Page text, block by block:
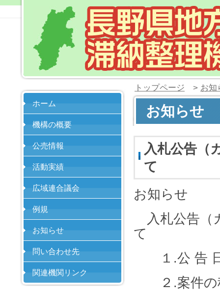
トップページ > お知
お知らせ
入札公告（
て
お知らせ
入札公告（
て
１ .公 告
２ .案件
ホーム
機構の概要
公売情報
活動実績
広域連合議会
例規
お知らせ
問い合わせ先
関連機関リンク